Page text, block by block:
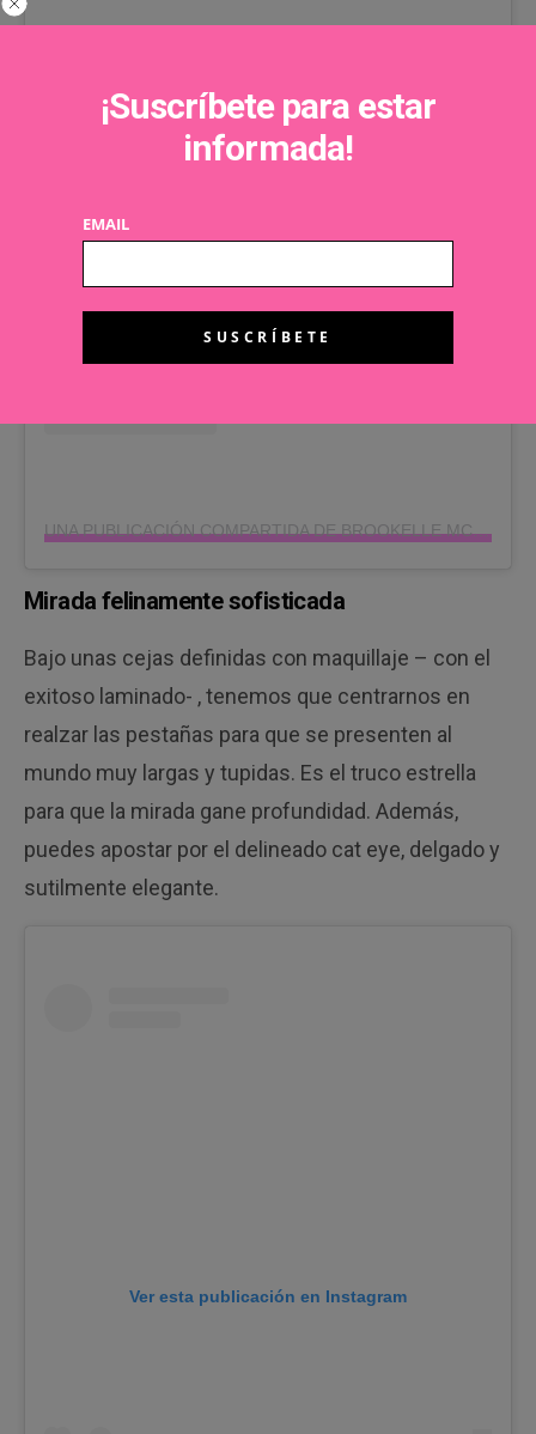
UNA PUBLICACIÓN COMPARTIDA DE BROOKELLE MCKENZIE (@BYBROOKELLE)
Mirada felinamente sofisticada
Bajo unas cejas definidas con maquillaje – con el
exitoso laminado- , tenemos que centrarnos en
realzar las pestañas para que se presenten al
mundo muy largas y tupidas. Es el truco estrella
para que la mirada gane profundidad. Además,
puedes apostar por el delineado cat eye, delgado y
sutilmente elegante.
Ver esta publicación en Instagram
¡Suscríbete para estar
informada!
EMAIL